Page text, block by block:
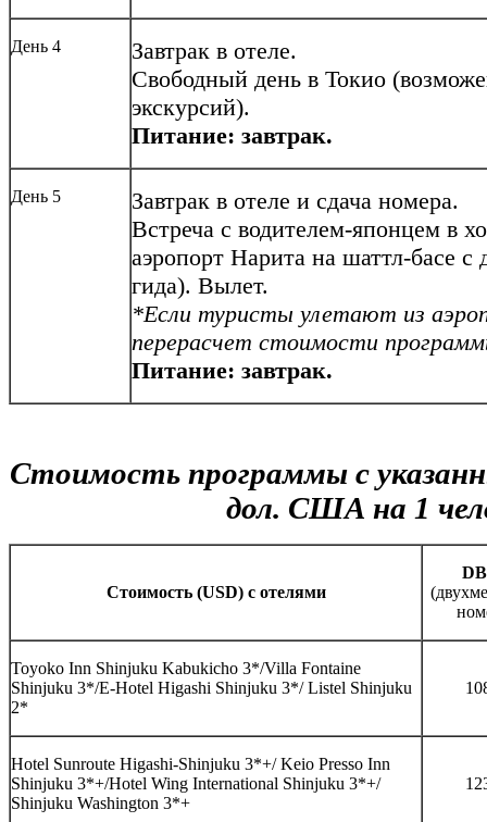
День 4
Завтрак в отеле.
Свободный день в Токио
экскурсий).
Питание: завтрак.
День 5
Завтрак в отеле и сдача номера.
Встреча с водителем-японцем в
аэропорт Нарита на шаттл-басе с
гида). Вылет.
*Если туристы улетают из
перерасчет стоимости
Питание: завтрак.
Стоимость программы с
дол. США на 1
Cтоимость (USD) с отелями
Toyoko Inn Shinjuku Kabukicho 3*/Villa Fontaine
Shinjuku 3*/E-Hotel Higashi Shinjuku 3*/ Listel Shinjuku
2*
Hotel Sunroute Higashi-Shinjuku 3*+/ Keio Presso Inn
Shinjuku 3*+/Hotel Wing International Shinjuku 3*+/
Shinjuku Washington 3*+